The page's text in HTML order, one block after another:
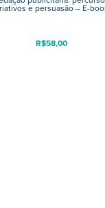
e persuasão – E-
R$58,00